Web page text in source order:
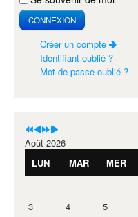
CONNEXION
Créer un compte
Identifiant oublié ?
Mot de passe oublié ?
Août 2026
LUN
MAR MER
3
4 5